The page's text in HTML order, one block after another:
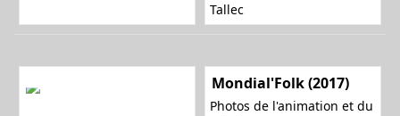
Tallec
Mondial'Folk (2017)
Photos de l'animation et du